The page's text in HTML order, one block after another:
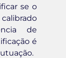
se o
de
é